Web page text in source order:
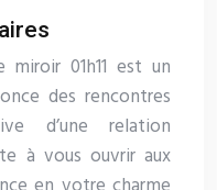
miroir 01h11 est un
des rencontres
d’une relation
à vous ouvrir aux